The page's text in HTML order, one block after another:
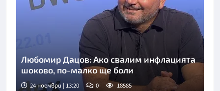
Любомир Дацов: Ако свалим инфлацията
шоково, по-малко ще боли
24 ноември | 13:20 0 18585